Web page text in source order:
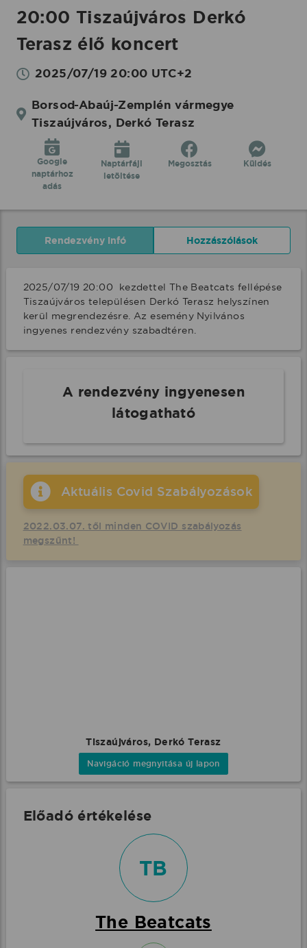
20:00 Tiszaújváros Derkó
Terasz élő koncert
2025/07/19 20:00 UTC+2
Borsod-Abaúj-Zemplén vármegye
Tiszaújváros, Derkó Terasz
Google
naptárhoz
adás
Naptárfájl
letöltése
Megosztás Küldés
Rendezvény infó Hozzászólások
2025/07/19 20:00  kezdettel The Beatcats fellépése
Tiszaújváros településen Derkó Terasz helyszínen
kerül megrendezésre. Az esemény Nyilvános
ingyenes rendezvény szabadtéren.
A rendezvény ingyenesen
látogatható
Aktuális Covid Szabályozások
2022.03.07. től minden COVID szabályozás
megszűnt!
Tiszaújváros, Derkó Terasz
Navigáció megnyitása új lapon
Előadó értékelése
TB
The Beatcats